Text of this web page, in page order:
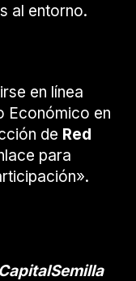
al entorno.
en línea
Económico en
de Red
para